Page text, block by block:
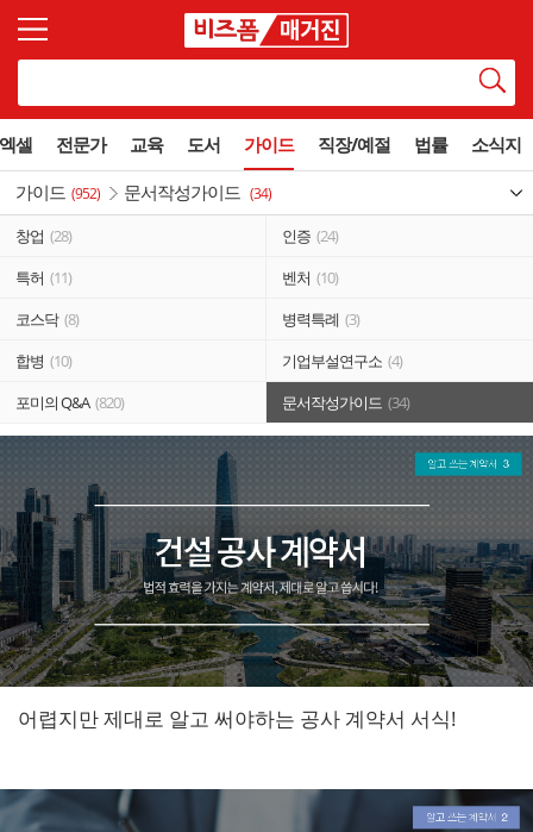
엑셀 전문가 교육 도서 가이드 직장/예절 법률 소식지
가이드 (952) 문서작성가이드 (34)
창업 (28) 인증 (24)
특허 (11) 벤처 (10)
코스닥 (8) 병력특례 (3)
합병 (10) 기업부설연구소 (4)
포미의 Q&A (820) 문서작성가이드 (34)
어렵지만 제대로 알고 써야하는 공사 계약서 서식!